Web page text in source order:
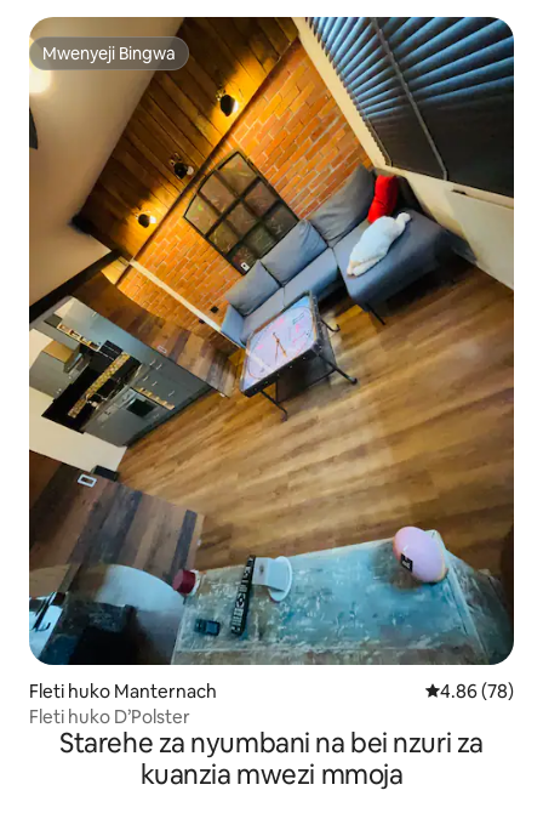
Mwenyeji Bingwa
Mwenyeji Bingwa
Fleti huko Manternach Ukadiriaji wa
4.86 (78)
Fleti huko D’Polster
Starehe za nyumbani na bei nzuri za
kuanzia mwezi mmoja